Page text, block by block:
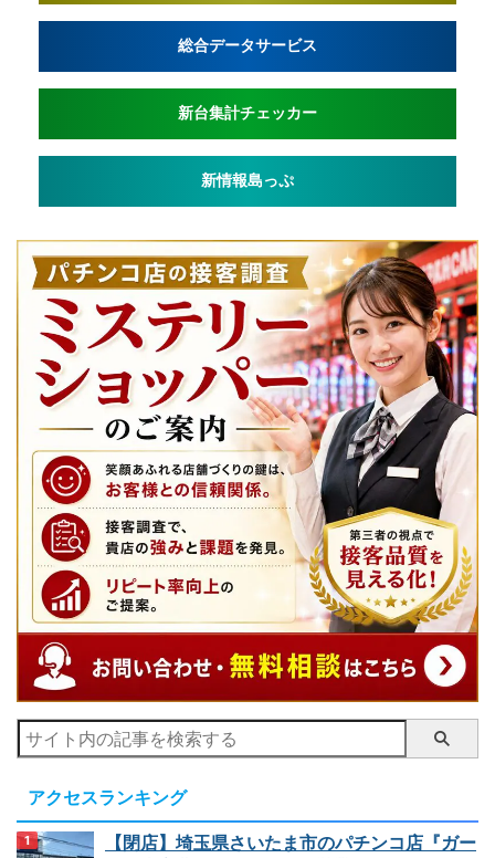
総合データサービス
新台集計チェッカー
新情報島っぷ
アクセスランキング
【閉店】埼玉県さいたま市のパチンコ店『ガー